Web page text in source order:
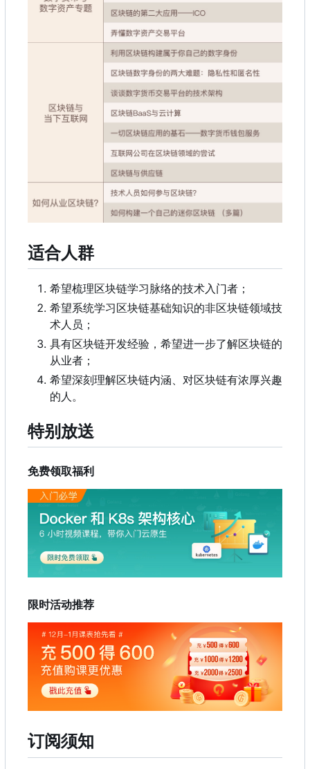
适合人群
希望梳理区块链学习脉络的技术入门者；
希望系统学习区块链基础知识的非区块链领域技
术人员；
具有区块链开发经验，希望进一步了解区块链的
从业者；
希望深刻理解区块链内涵、对区块链有浓厚兴趣
的人。
特别放送
免费领取福利
限时活动推荐
订阅须知